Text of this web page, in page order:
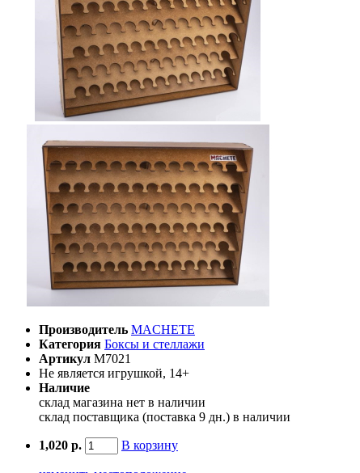
Производитель MACHETE
Категория Боксы и стеллажи
Артикул M7021
Не является игрушкой, 14+
Наличие
склад магазина нет в наличии
склад поставщика (поставка 9 дн.) в наличии
1,020 р. В корзину